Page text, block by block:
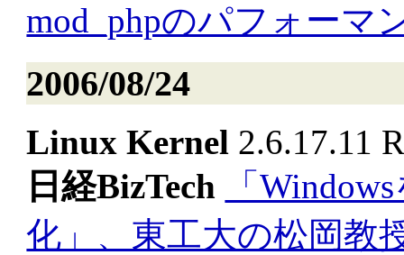
mod_phpのパフォーマ
2006/08/24
Linux Kernel 2.6.17.11
日経BizTech
「
化」、東工大の松岡教